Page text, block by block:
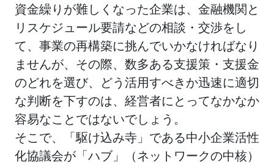
資金繰りが難しくなった企業は、金融機関と
リスケジュール要請などの相談・交渉をし
て、事業の再構築に挑んでいかなければなり
ませんが、その際、数多ある支援策・支援金
のどれを選び、どう活用すべきか迅速に適切
な判断を下すのは、経営者にとってなかなか
容易なことではないでしょう。
そこで、「駆け込み寺」である中小企業活性
化協議会が「ハブ」（ネットワークの中核）